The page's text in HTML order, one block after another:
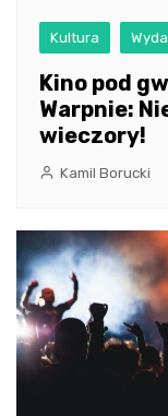
Kultura
Kino pod
Warpnie:
wieczory!
Kamil Borucki